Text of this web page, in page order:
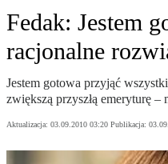
Fedak: Jestem
racjonalne
Jestem gotowa przyjąć
zwiększą przyszłą emeryturę
Aktualizacja: 03.09.2010 03:20 Publikacja: